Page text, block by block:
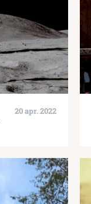
20 apr. 2022